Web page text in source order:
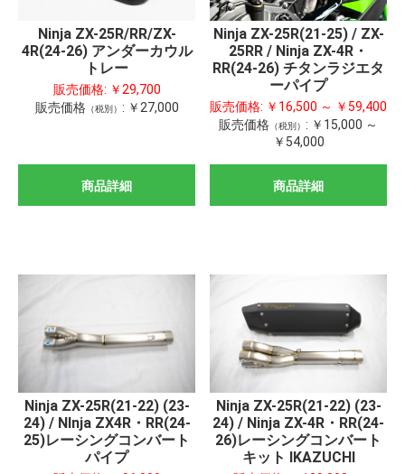
Ninja ZX-25R/RR/ZX-
4R(24-26) アンダーカウル
トレー
販売価格: ￥29,700
販売価格（税別） : ￥27,000
商品詳細
Ninja ZX-25R(21-25) / ZX-
25RR / Ninja ZX-4R・
RR(24-26) チタンラジエタ
ーパイプ
販売価格: ￥16,500 ～ ￥59,400
販売価格 （税別） : ￥15,000 ～
￥54,000
商品詳細
Ninja ZX-25R(21-22) (23-
24) / NInja ZX4R・RR(24-
25)レーシングコンバート
パイプ
Ninja ZX-25R(21-22) (23-
24) / Ninja ZX-4R・RR(24-
26)レーシングコンバート
キット IKAZUCHI